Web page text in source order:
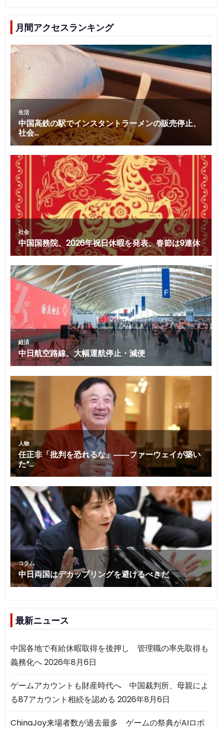
月間アクセスランキング
最新ニュース
中国各地で有給休暇取得を後押し 管理職の率先取得も
義務化へ2026年8月6日
ゲームアカウントも財産時代へ 中国裁判所、母親によ
る87アカウント相続を認める 2026年8月6日
ChinaJoy来場者数が過去最多 ゲームの祭典がAIロボ